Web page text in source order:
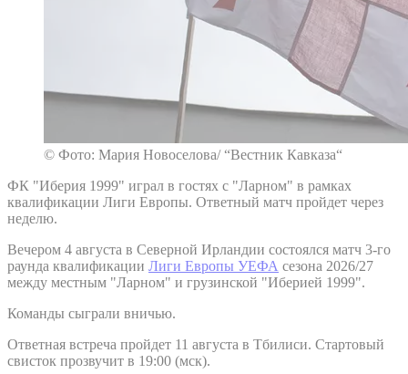
© Фото: Мария Новоселова/ “Вестник Кавказа“
ФК "Иберия 1999" играл в гостях с "Ларном" в рамках
квалификации Лиги Европы. Ответный матч пройдет через
неделю.
Вечером 4 августа в Северной Ирландии состоялся матч 3-го
раунда квалификации Лиги Европы УЕФА сезона 2026/27
между местным "Ларном" и грузинской "Иберией 1999".
Команды сыграли вничью.
Ответная встреча пройдет 11 августа в Тбилиси. Стартовый
свисток прозвучит в 19:00 (мск).